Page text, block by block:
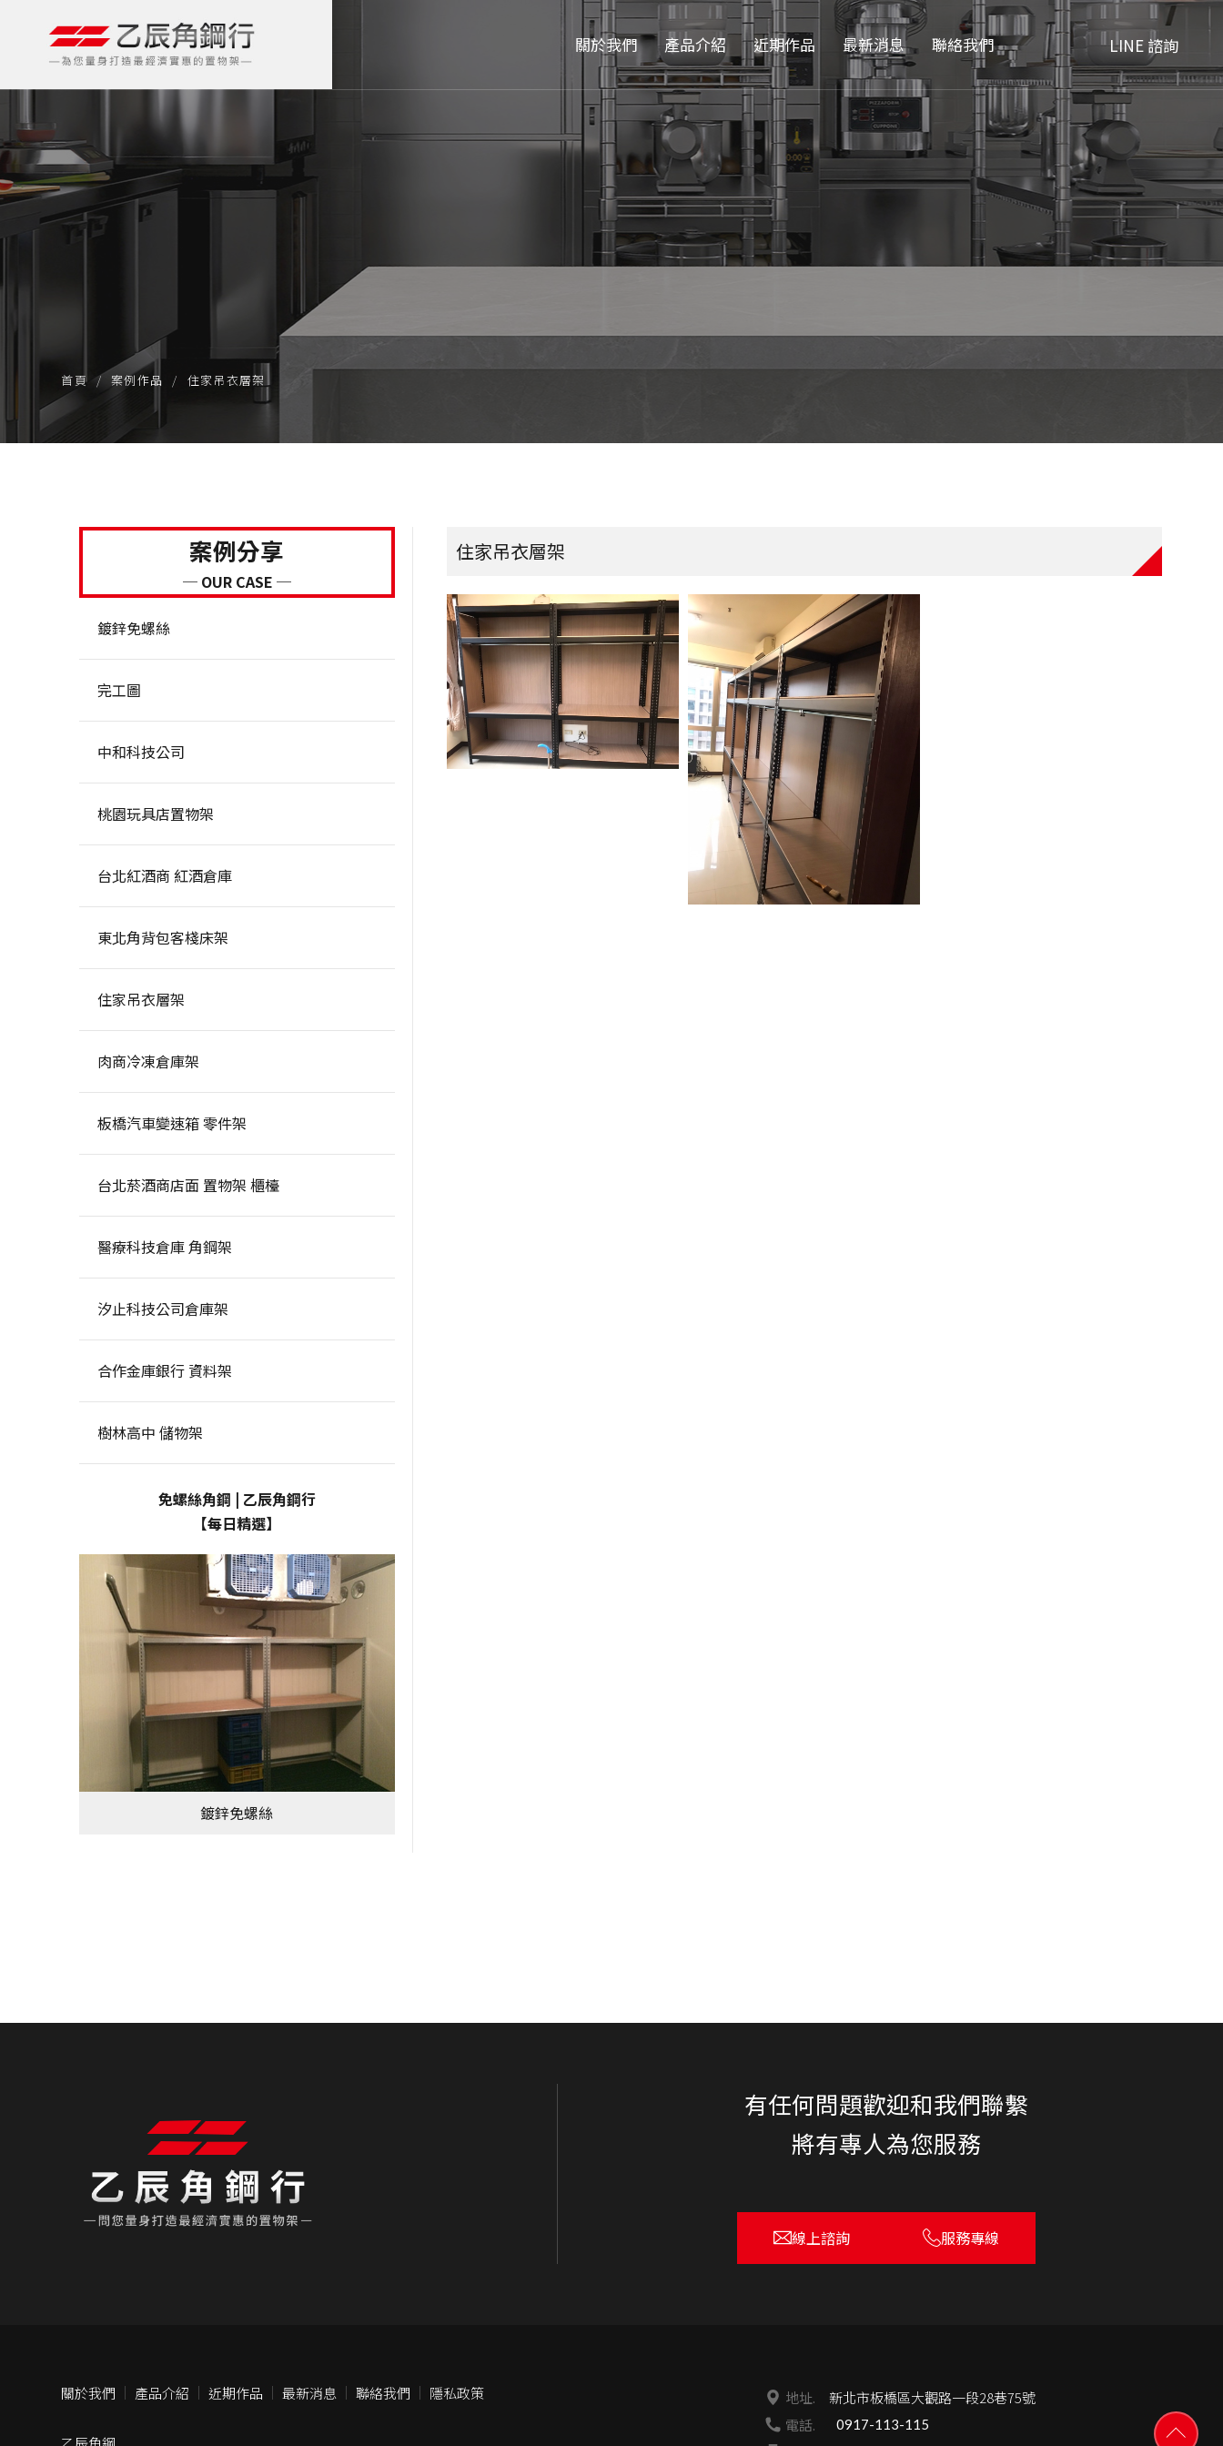
關於我們 產品介紹 近期作品 最新消息 聯絡我們 LINE 諮詢
首頁 案例作品 住家吊衣層架
案例分享
─ OUR CASE ─
鍍鋅免螺絲
完工圖
中和科技公司
桃園玩具店置物架
台北紅酒商 紅酒倉庫
東北角背包客棧床架
住家吊衣層架
肉商冷凍倉庫架
板橋汽車變速箱 零件架
台北菸酒商店面 置物架 櫃檯
醫療科技倉庫 角鋼架
汐止科技公司倉庫架
合作金庫銀行 資料架
樹林高中 儲物架
免螺絲角鋼 | 乙辰角鋼行
【每日精選】
鍍鋅免螺絲
住家吊衣層架
有任何問題歡迎和我們聯繫
將有專人為您服務
線上諮詢 服務專線
地址.
新北市板橋區大觀路一段28巷75號
電話.
0917-113-115
關於我們 產品介紹 近期作品 最新消息 聯絡我們 隱私政策